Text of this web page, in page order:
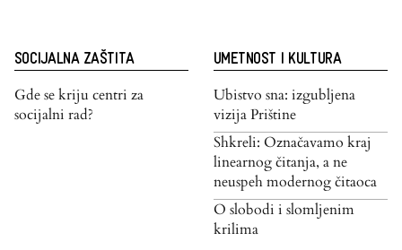
SOCIJALNA ZAŠTITA
Gde se kriju centri za
socijalni rad?
UMETNOST I KULTURA
Ubistvo sna: izgubljena
vizija Prištine
Shkreli: Označavamo kraj
linearnog čitanja, a ne
neuspeh modernog čitaoca
O slobodi i slomljenim
krilima